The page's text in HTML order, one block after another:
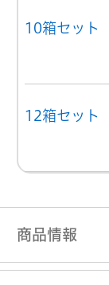
10箱セット
12箱セット
商品情報